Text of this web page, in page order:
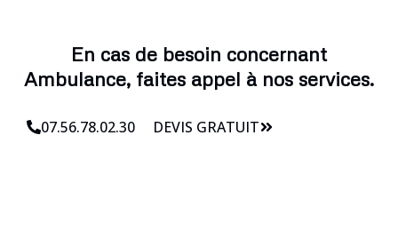
En cas de besoin concernant
Ambulance, faites appel à nos services.
07.56.78.02.30 DEVIS GRATUIT